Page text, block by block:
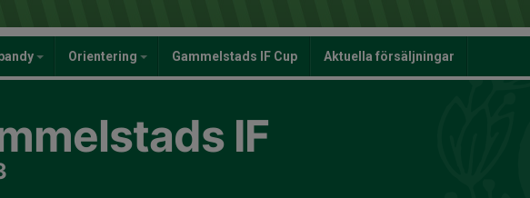
Orientering Gammelstads IF Cup Aktuella försäljningar
IF